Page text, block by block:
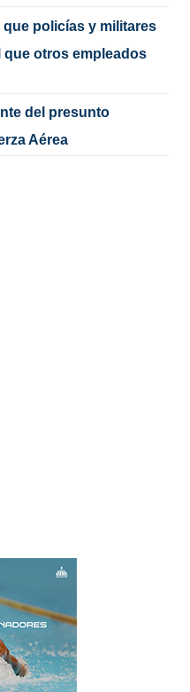
policías y militares
que otros empleados
del presunto
Aérea